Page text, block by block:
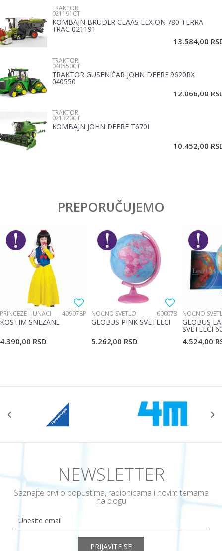
Brend
Email
TRAKTORI
021191CT
KOMBAJN BRUDER CLAAS LEXION 780 TERRA
TRAC 021191
13.584,00
TRAKTORI
040550CT
TRAKTOR GUSENIČAR JOHN DEERE 9620RX
040550
12.066,00
TRAKTORI
021320CT
KOMBAJN JOHN DEERE T670I
10.452,00
PREPORUČUJEMO
PRINCEZE I JUNACI 409078P
KOSTIM SNEŽANE
4.390,00 RSD
NOĆNO SVETLO 600073
GLOBUS PINK SVETLEĆI
5.262,00 RSD
NOĆNO
GLOBUS
SVETLEĆI
4.524,00
NEWSLETTER
Saznajte prvi o popustima, radionicama i novim temama
na blogu
PRIJAVITE SE